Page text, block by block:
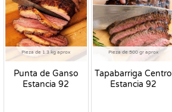
Pieza de 1.3 kg aprox
Punta de Ganso
Estancia 92
Pieza de 500 gr aprox
Tapabarriga Centro
Estancia 92